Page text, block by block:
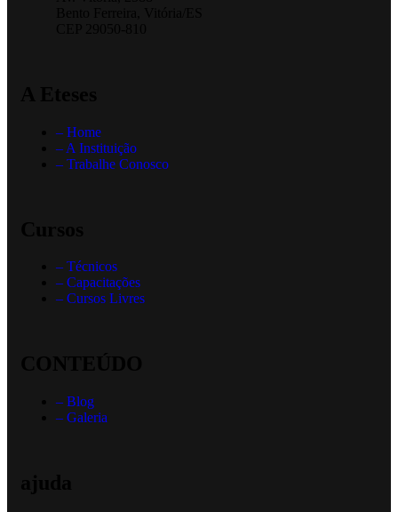
– Home
– A Instituição
– Trabalhe Conosco
– Técnicos
– Capacitações
– Cursos Livres
– Blog
– Galeria